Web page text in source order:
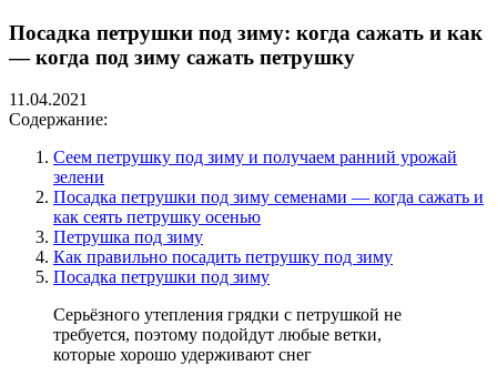
Посадка петрушки под зиму: когда сажать и как
— когда под зиму сажать петрушку
11.04.2021
Содержание:
Сеем петрушку под зиму и получаем ранний урожай
зелени
Посадка петрушки под зиму семенами — когда сажать и
как сеять петрушку осенью
Петрушка под зиму
Как правильно посадить петрушку под зиму
Посадка петрушки под зиму
Серьёзного утепления грядки с петрушкой не
требуется, поэтому подойдут любые ветки,
которые хорошо удерживают снег